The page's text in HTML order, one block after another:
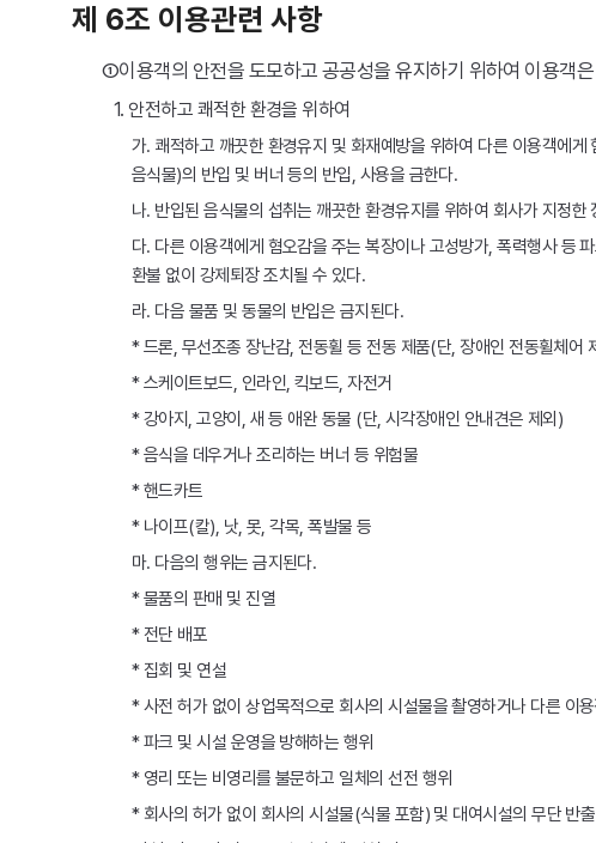
제 6조 이용관련 사항
①이용객의 안전을 도모하고 공공성을 유지하기 위하여 이용객
1. 안전하고 쾌적한 환경을 위하여
가. 쾌적하고 깨끗한 환경유지 및 화재예방을 위하여 다른 이용객에
음식물)의 반입 및 버너 등의 반입, 사용을 금한다.
나. 반입된 음식물의 섭취는 깨끗한 환경유지를 위하여 회사가 지정
다. 다른 이용객에게 혐오감을 주는 복장이나 고성방가, 폭력행사 등
환불 없이 강제퇴장 조치될 수 있다.
라. 다음 물품 및 동물의 반입은 금지된다.
* 드론, 무선조종 장난감, 전동휠 등 전동 제품(단, 장애인 전동휠체어
* 스케이트보드, 인라인, 킥보드, 자전거
* 강아지, 고양이, 새 등 애완 동물 (단, 시각장애인 안내견은 제외)
* 음식을 데우거나 조리하는 버너 등 위험물
* 핸드카트
* 나이프(칼), 낫, 못, 각목, 폭발물 등
마. 다음의 행위는 금지된다.
* 물품의 판매 및 진열
* 전단 배포
* 집회 및 연설
* 사전 허가 없이 상업목적으로 회사의 시설물을 촬영하거나 다른 이
* 파크 및 시설 운영을 방해하는 행위
* 영리 또는 비영리를 불문하고 일체의 선전 행위
* 회사의 허가 없이 회사의 시설물(식물 포함) 및 대여시설의 무단 반출